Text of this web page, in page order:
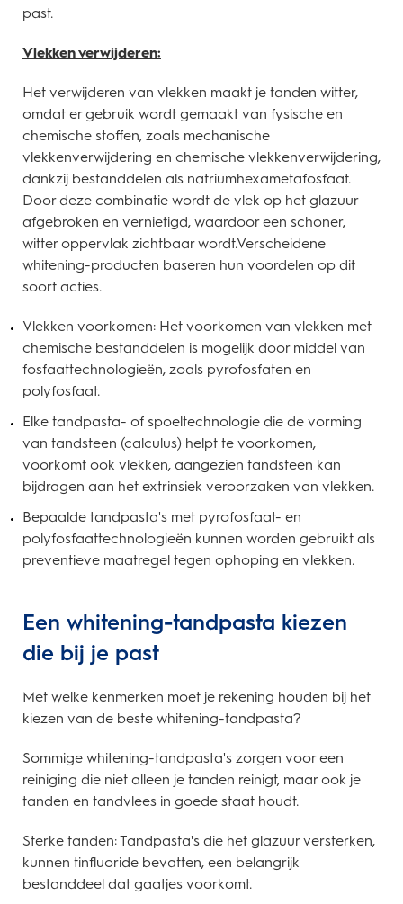
past.
Vlekken verwijderen:
Het verwijderen van vlekken maakt je tanden witter,
omdat er gebruik wordt gemaakt van fysische en
chemische stoffen, zoals mechanische
vlekkenverwijdering en chemische vlekkenverwijdering,
dankzij bestanddelen als natriumhexametafosfaat.
Door deze combinatie wordt de vlek op het glazuur
afgebroken en vernietigd, waardoor een schoner,
witter oppervlak zichtbaar wordt.Verscheidene
whitening-producten baseren hun voordelen op dit
soort acties.
Vlekken voorkomen: Het voorkomen van vlekken met
chemische bestanddelen is mogelijk door middel van
fosfaattechnologieën, zoals pyrofosfaten en
polyfosfaat.
Elke tandpasta- of spoeltechnologie die de vorming
van tandsteen (calculus) helpt te voorkomen,
voorkomt ook vlekken, aangezien tandsteen kan
bijdragen aan het extrinsiek veroorzaken van vlekken.
Bepaalde tandpasta's met pyrofosfaat- en
polyfosfaattechnologieën kunnen worden gebruikt als
preventieve maatregel tegen ophoping en vlekken.
Een whitening-tandpasta kiezen
die bij je past
Met welke kenmerken moet je rekening houden bij het
kiezen van de beste whitening-tandpasta?
Sommige whitening-tandpasta's zorgen voor een
reiniging die niet alleen je tanden reinigt, maar ook je
tanden en tandvlees in goede staat houdt.
Sterke tanden: Tandpasta's die het glazuur versterken,
kunnen tinfluoride bevatten, een belangrijk
bestanddeel dat gaatjes voorkomt.